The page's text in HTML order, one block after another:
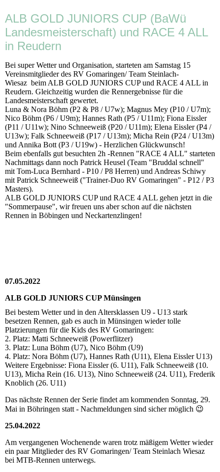
ALB GOLD JUNIORS CUP (BaWü
Landesmeisterschaft) und RACE 4 ALL
in Reudern
Bei super Wetter und Organisation, starteten am Samstag 15
Vereinsmitglieder des RV Gomaringen/ Team Steinlach-
Wiesaz beim ALB GOLD JUNIORS CUP und RACE 4 ALL in
Reudern. Gleichzeitig wurden die Rennergebnisse für die
Landesmeisterschaft gewertet.
Luna & Nora Böhm (P2 & P8 / U7w); Magnus Mey (P10 / U7m);
Nico Böhm (P6 / U9m); Hannes Rath (P5 / U11m); Fiona Eissler
(P11 / U11w); Nino Schneeweiß (P20 / U11m); Elena Eissler (P4 /
U13w); Falk Schneeweiß (P17 / U13m); Micha Rein (P24 / U13m)
und Annika Bott (P3 / U19w) - Herzlichen Glückwunsch!
Beim ebenfalls gut besuchten 2h -Rennen "RACE 4 ALL" starteten
Nachmittags dann noch Patrick Heusel (Team "Bruddal schnell"
mit Tom-Luca Bernhard - P10 / P8 Herren) und Andreas Schiwy
mit Patrick Schneeweiß ("Trainer-Duo RV Gomaringen" - P12 / P3
Masters).
ALB GOLD JUNIORS CUP und RACE 4 ALL gehen jetzt in die
"Sommerpause", wir freuen uns aber schon auf die nächsten
Rennen in Böbingen und Neckartenzlingen!
07.05.2022
ALB GOLD JUNIORS CUP Münsingen
Bei bestem Wetter und in den Altersklassen U9 - U13 stark
besetzen Rennen, gab es auch in Münsingen wieder tolle
Platzierungen für die Kids des RV Gomaringen:
2. Platz: Matti Schneeweiß (Powerflitzer)
3. Platz: Luna Böhm (U7), Nico Böhm (U9)
4. Platz: Nora Böhm (U7), Hannes Rath (U11), Elena Eissler U13)
Weitere Ergebnisse: Fiona Eissler (6. U11), Falk Schneeweiß (10.
U13), Micha Rein (16. U13), Nino Schneeweiß (24. U11), Frederik
Knoblich (26. U11)
Das nächste Rennen der Serie findet am kommenden Sonntag, 29.
Mai in Böhringen statt - Nachmeldungen sind sicher möglich 😉
25.04.2022
Am vergangenen Wochenende waren trotz mäßigem Wetter wieder
ein paar Mitglieder des RV Gomaringen/ Team Steinlach Wiesaz
bei MTB-Rennen unterwegs.